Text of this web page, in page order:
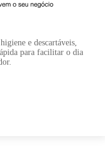
e descartáveis,
para facilitar o dia